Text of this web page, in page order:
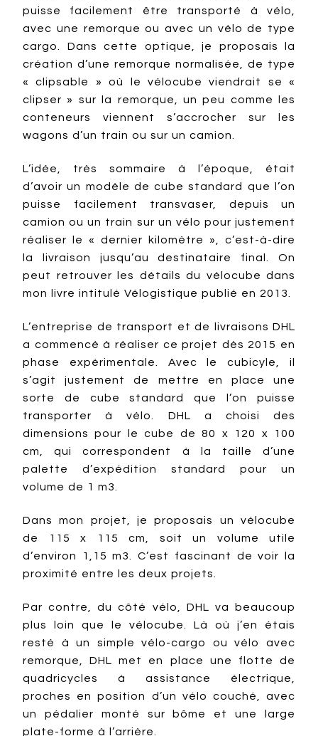
puisse facilement être transporté à vélo,
avec une remorque ou avec un vélo de type
cargo. Dans cette optique, je proposais la
création d’une remorque normalisée, de type
« clipsable » où le vélocube viendrait se «
clipser » sur la remorque, un peu comme les
conteneurs viennent s’accrocher sur les
wagons d’un train ou sur un camion.
L’idée, très sommaire à l’époque, était
d’avoir un modèle de cube standard que l’on
puisse facilement transvaser, depuis un
camion ou un train sur un vélo pour justement
réaliser le « dernier kilomètre », c’est-à-dire
la livraison jusqu’au destinataire final. On
peut retrouver les détails du vélocube dans
mon livre intitulé Vélogistique publié en 2013.
L’entreprise de transport et de livraisons DHL
a commencé à réaliser ce projet dès 2015 en
phase expérimentale. Avec le cubicyle, il
s’agit justement de mettre en place une
sorte de cube standard que l’on puisse
transporter à vélo. DHL a choisi des
dimensions pour le cube de 80 x 120 x 100
cm, qui correspondent à la taille d’une
palette d’expédition standard pour un
volume de 1 m3.
Dans mon projet, je proposais un vélocube
de 115 x 115 cm, soit un volume utile
d’environ 1,15 m3. C’est fascinant de voir la
proximité entre les deux projets.
Par contre, du côté vélo, DHL va beaucoup
plus loin que le vélocube. Là où j’en étais
resté à un simple vélo-cargo ou vélo avec
remorque, DHL met en place une flotte de
quadricycles à assistance électrique,
proches en position d’un vélo couché, avec
un pédalier monté sur bôme et une large
plate-forme à l’arrière.